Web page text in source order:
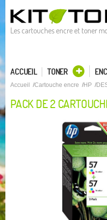
Les cartouches encre et toner
ACCUEIL TONER
Accueil Cartouche encre HP
PACK DE 2